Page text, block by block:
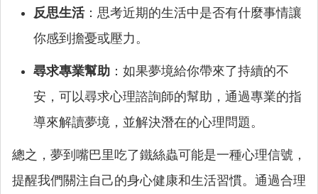
反思生活：思考近期的生活中是否有什麼事情讓
你感到擔憂或壓力。
尋求專業幫助 ：如果夢境給你帶來了持續的不
安，可以尋求心理諮詢師的幫助，通過專業的指
導來解讀夢境，並解決潛在的心理問題。
總之，夢到嘴巴里吃了鐵絲蟲可能是一種心理信號，
提醒我們關注自己的身心健康和生活習慣。通過合理